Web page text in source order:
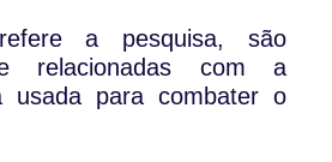
a pesquisa, são
relacionadas com a
usada para combater o